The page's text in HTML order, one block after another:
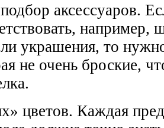
аксессуаров.
например,
украшения, то
не очень броские,
цветов. Каждая